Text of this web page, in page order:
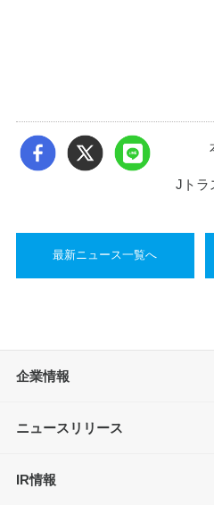
Jトラ
最新ニュース一覧へ
企業情報
ニュースリリース
IR情報